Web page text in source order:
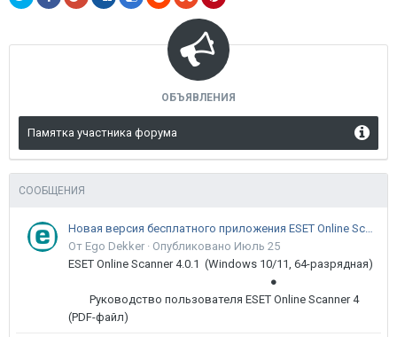
ОБЪЯВЛЕНИЯ
Памятка участника форума
СООБЩЕНИЯ
Новая версия бесплатного приложения ESET Online Scanner доступна пользователям
От Ego Dekker · Опубликовано Июль 25
ESET Online Scanner 4.0.1 (Windows 10/11, 64-разрядная)
●
Руководство пользователя ESET Online Scanner 4
(PDF-файл)